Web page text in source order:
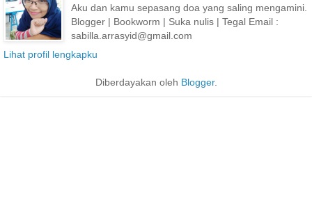
Aku dan kamu sepasang doa yang saling mengamini.
Blogger | Bookworm | Suka nulis | Tegal Email :
sabilla.arrasyid@gmail.com
Lihat profil lengkapku
Diberdayakan oleh Blogger.